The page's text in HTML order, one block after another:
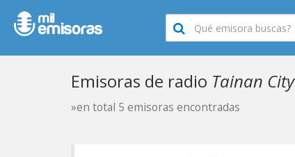
Emisoras de radio Tainan City
»en total 5 emisoras encontradas